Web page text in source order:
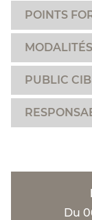
POINTS
PUBLIC
Du